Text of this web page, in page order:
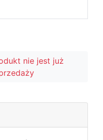
nie jest już